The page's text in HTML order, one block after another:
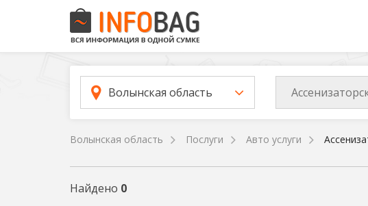
Волынская область
Волынская область Послуги Авто услуги
Найдено 0